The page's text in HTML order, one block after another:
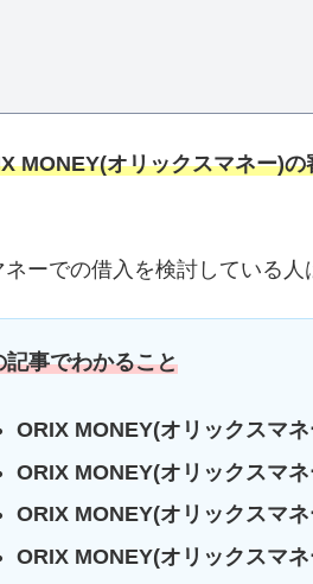
MONEY(オリックスマネー)
ーでの借入を検討している人
記事でわかること
ORIX MONEY(オリックスマ
ORIX MONEY(オリックスマ
ORIX MONEY(オリックスマ
ORIX MONEY(オリックスマ